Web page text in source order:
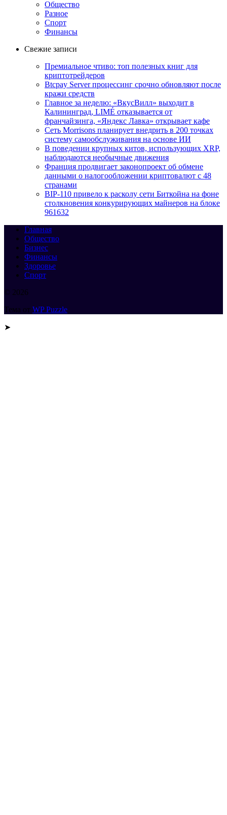
Общество
Разное
Спорт
Финансы
Свежие записи
Премиальное чтиво: топ полезных книг для
криптотрейдеров
Btcpay Server процессинг срочно обновляют после
кражи средств
Главное за неделю: «ВкусВилл» выходит в
Калининград, LIMÉ отказывается от
франчайзинга, «Яндекс Лавка» открывает кафе
Сеть Morrisons планирует внедрить в 200 точках
систему самообслуживания на основе ИИ
В поведении крупных китов, использующих XRP,
наблюдаются необычные движения
Франция продвигает законопроект об обмене
данными о налогообложении криптовалют с 48
странами
BIP-110 привело к расколу сети Биткойна на фоне
столкновения конкурирующих майнеров на блоке
961632
Главная
Общество
Бизнес
Финансы
Здоровье
Спорт
© 2026
Тема от WP Puzzle
➤